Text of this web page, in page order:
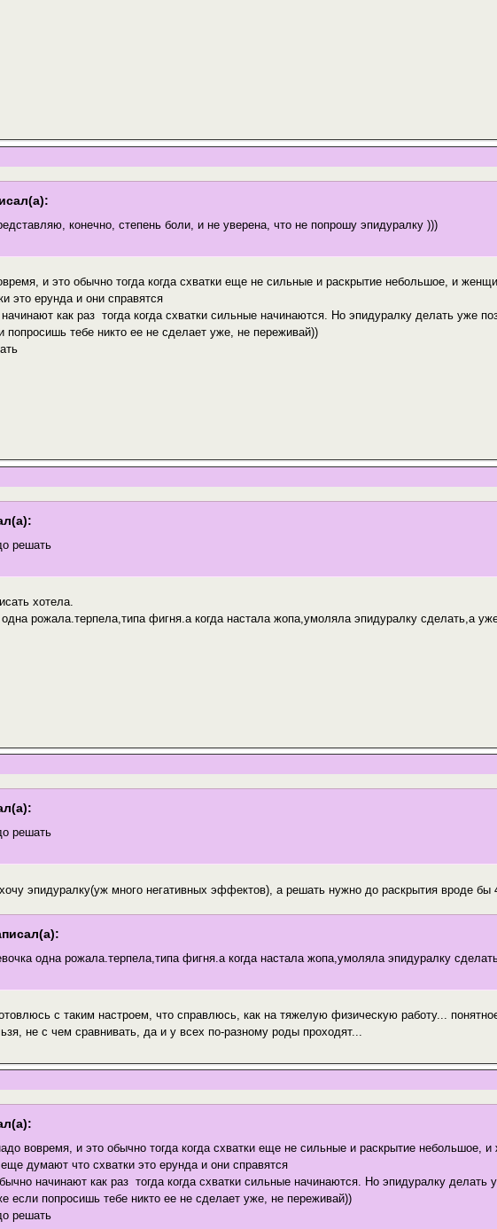
конечно, степень боли, и не уверена, что не попрошу эпидуралку )))
и это обычно тогда когда схватки еще не сильные и раскрытие небольшое, и
это ерунда и они справятся
как раз тогда когда схватки сильные начинаются. Но эпидуралку делать уже
попросишь тебе никто ее не сделает уже, не переживай))
решать
хотела.
рожала.терпела,типа фигня.а когда настала жопа,умоляла эпидуралку сделать,а
решать
эпидуралку(уж много негативных эффектов), а решать нужно до раскрытия вроде
одна рожала.терпела,типа фигня.а когда настала жопа,умоляла эпидуралку
с таким настроем, что справлюсь, как на тяжелую физическую работу...
не с чем сравнивать, да и у всех по-разному роды проходят...
вовремя, и это обычно тогда когда схватки еще не сильные и раскрытие небольшое,
думают что схватки это ерунда и они справятся
начинают как раз тогда когда схватки сильные начинаются. Но эпидуралку делать
если попросишь тебе никто ее не сделает уже, не переживай))
решать